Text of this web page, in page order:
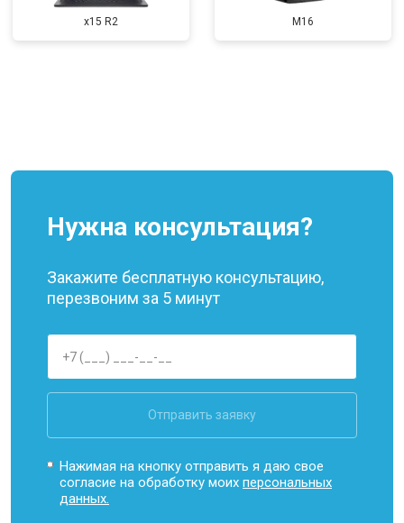
x15 R2 M16
Нужна консультация?
Закажите бесплатную консультацию,
перезвоним за 5 минут
Отправить заявку
Нажимая на кнопку отправить я даю свое
согласие на обработку моихперсональных
данных.